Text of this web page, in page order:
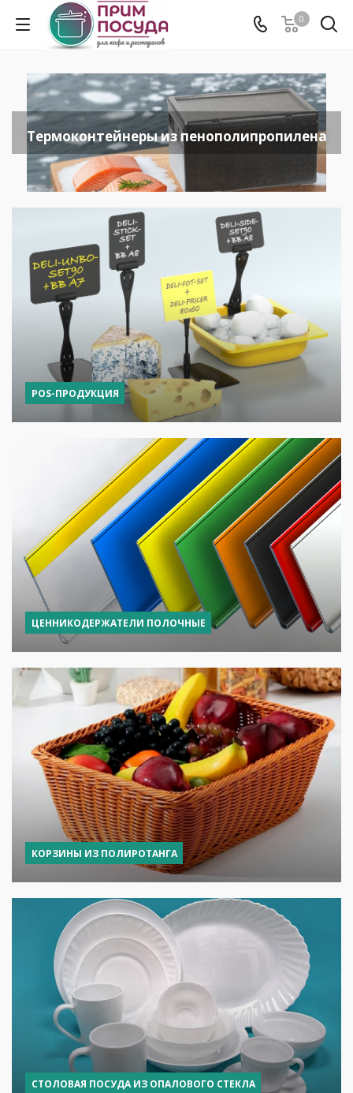
0
Термоконтейнеры из пенополипропилена
POS-ПРОДУКЦИЯ
ЦЕННИКОДЕРЖАТЕЛИ ПОЛОЧНЫЕ
КОРЗИНЫ ИЗ ПОЛИРОТАНГА
СТОЛОВАЯ ПОСУДА ИЗ ОПАЛОВОГО СТЕКЛА